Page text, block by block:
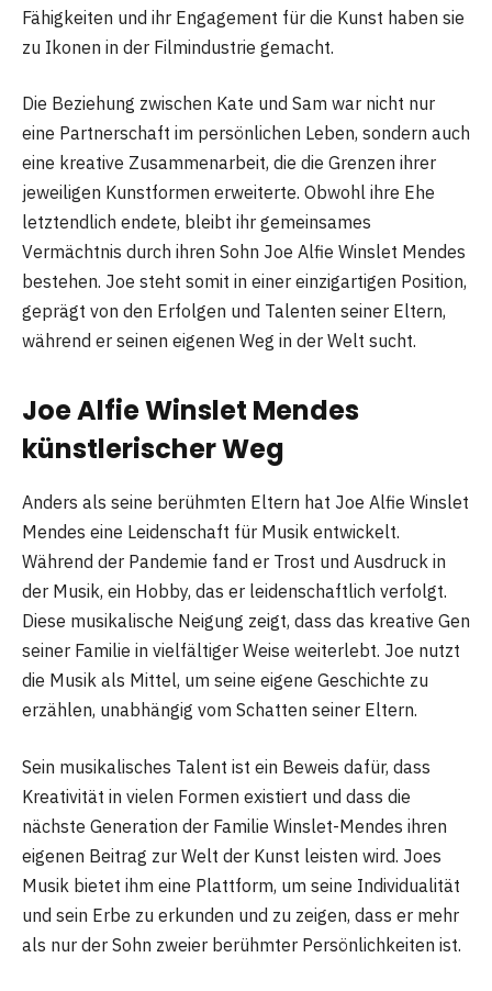
Fähigkeiten und ihr Engagement für die Kunst haben sie
zu Ikonen in der Filmindustrie gemacht.
Die Beziehung zwischen Kate und Sam war nicht nur
eine Partnerschaft im persönlichen Leben, sondern auch
eine kreative Zusammenarbeit, die die Grenzen ihrer
jeweiligen Kunstformen erweiterte. Obwohl ihre Ehe
letztendlich endete, bleibt ihr gemeinsames
Vermächtnis durch ihren Sohn Joe Alfie Winslet Mendes
bestehen. Joe steht somit in einer einzigartigen Position,
geprägt von den Erfolgen und Talenten seiner Eltern,
während er seinen eigenen Weg in der Welt sucht.
Joe Alfie Winslet Mendes
künstlerischer Weg
Anders als seine berühmten Eltern hat Joe Alfie Winslet
Mendes eine Leidenschaft für Musik entwickelt.
Während der Pandemie fand er Trost und Ausdruck in
der Musik, ein Hobby, das er leidenschaftlich verfolgt.
Diese musikalische Neigung zeigt, dass das kreative Gen
seiner Familie in vielfältiger Weise weiterlebt. Joe nutzt
die Musik als Mittel, um seine eigene Geschichte zu
erzählen, unabhängig vom Schatten seiner Eltern.
Sein musikalisches Talent ist ein Beweis dafür, dass
Kreativität in vielen Formen existiert und dass die
nächste Generation der Familie Winslet-Mendes ihren
eigenen Beitrag zur Welt der Kunst leisten wird. Joes
Musik bietet ihm eine Plattform, um seine Individualität
und sein Erbe zu erkunden und zu zeigen, dass er mehr
als nur der Sohn zweier berühmter Persönlichkeiten ist.